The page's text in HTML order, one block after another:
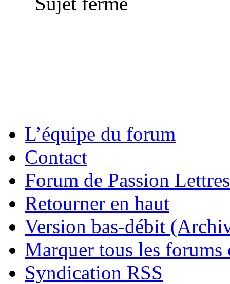
L’équipe du forum
Contact
Forum de Passion Lettres
Retourner en haut
Version bas-débit
Marquer tous les forums
Syndication RSS